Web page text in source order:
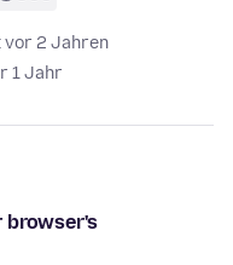
2 Jahren
1 Jahr
browser's